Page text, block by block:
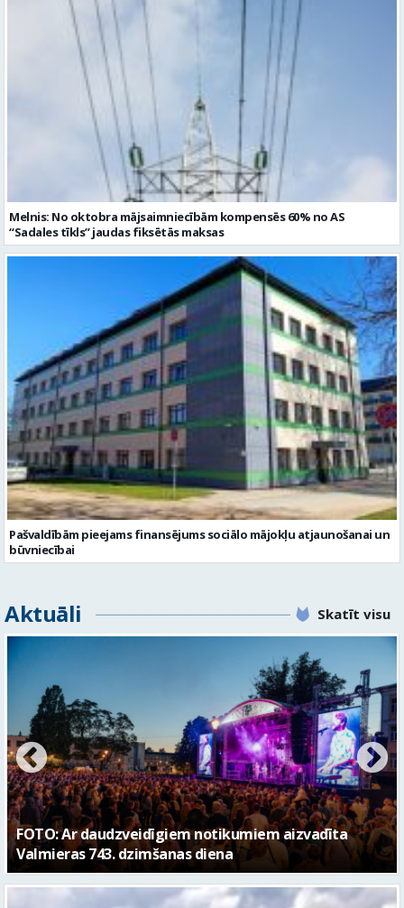
Melnis: No oktobra mājsaimniecībām kompensēs 60% no AS
“Sadales tīkls” jaudas fiksētās maksas
Pašvaldībām pieejams finansējums sociālo mājokļu atjaunošanai un
būvniecībai
Aktuāli Skatīt visu
FOTO: Valmieras pilsētas svētku gājiens 2026